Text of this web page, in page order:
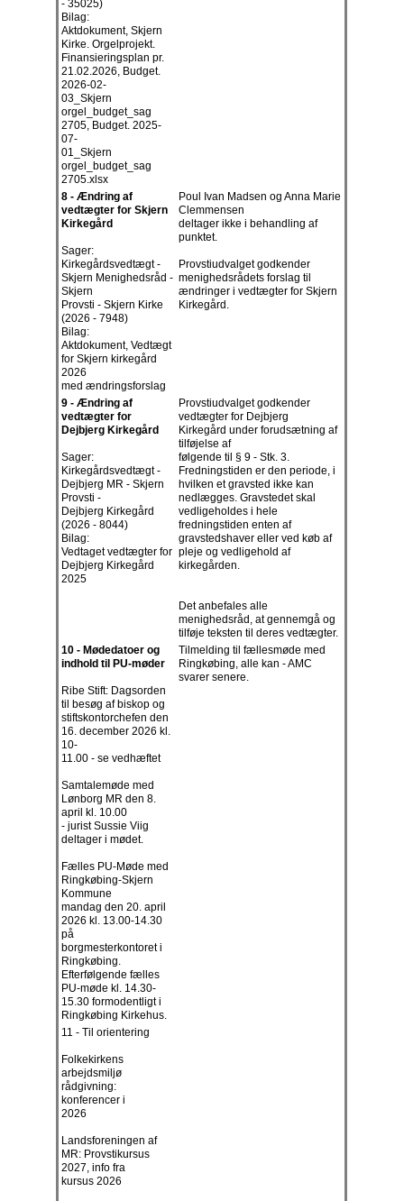
- 35025)
Bilag:
Aktdokument, Skjern
Kirke. Orgelprojekt.
Finansieringsplan pr.
21.02.2026, Budget.
2026-02-
03_Skjern
orgel_budget_sag
2705, Budget. 2025-
07-
01_Skjern
orgel_budget_sag
2705.xlsx
8 - Ændring af
vedtægter for Skjern
Kirkegård
Sager:
Kirkegårdsvedtægt -
Skjern Menighedsråd -
Skjern
Provsti - Skjern Kirke
(2026 - 7948)
Bilag:
Aktdokument, Vedtægt
for Skjern kirkegård
2026
med ændringsforslag
Poul Ivan Madsen og Anna Marie
Clemmensen
deltager ikke i behandling af
punktet.
Provstiudvalget godkender
menighedsrådets forslag til
ændringer i vedtægter for Skjern
Kirkegård.
9 - Ændring af
vedtægter for
Dejbjerg Kirkegård
Sager:
Kirkegårdsvedtægt -
Dejbjerg MR - Skjern
Provsti -
Dejbjerg Kirkegård
(2026 - 8044)
Bilag:
Vedtaget vedtægter for
Dejbjerg Kirkegård
2025
Provstiudvalget godkender
vedtægter for Dejbjerg
Kirkegård under forudsætning af
tilføjelse af
følgende til § 9 - Stk. 3.
Fredningstiden er den periode, i
hvilken et gravsted ikke kan
nedlægges. Gravstedet skal
vedligeholdes i hele
fredningstiden enten af
gravstedshaver eller ved køb af
pleje og vedligehold af
kirkegården.
Det anbefales alle
menighedsråd, at gennemgå og
tilføje teksten til deres vedtægter.
10 - Mødedatoer og
indhold til PU-møder
Ribe Stift: Dagsorden
til besøg af biskop og
stiftskontorchefen den
16. december 2026 kl.
10-
11.00 - se vedhæftet
Samtalemøde med
Lønborg MR den 8.
april kl. 10.00
- jurist Sussie Viig
deltager i mødet.
Fælles PU-Møde med
Ringkøbing-Skjern
Kommune
mandag den 20. april
2026 kl. 13.00-14.30
på
borgmesterkontoret i
Ringkøbing.
Efterfølgende fælles
PU-møde kl. 14.30-
15.30 formodentligt i
Ringkøbing Kirkehus.
Tilmelding til fællesmøde med
Ringkøbing, alle kan - AMC
svarer senere.
11 - Til orientering
Folkekirkens
arbejdsmiljø
rådgivning:
konferencer i
2026
Landsforeningen af
MR: Provstikursus
2027, info fra
kursus 2026